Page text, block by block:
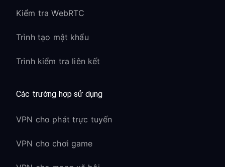
Kiểm tra WebRTC
Trình tạo mật khẩu
Trình kiểm tra liên kết
Các trường hợp sử dụng
VPN cho phát trực tuyến
VPN cho chơi game